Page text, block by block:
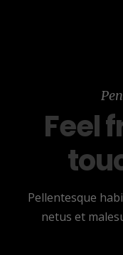
Feel
Pellentesque
netus et